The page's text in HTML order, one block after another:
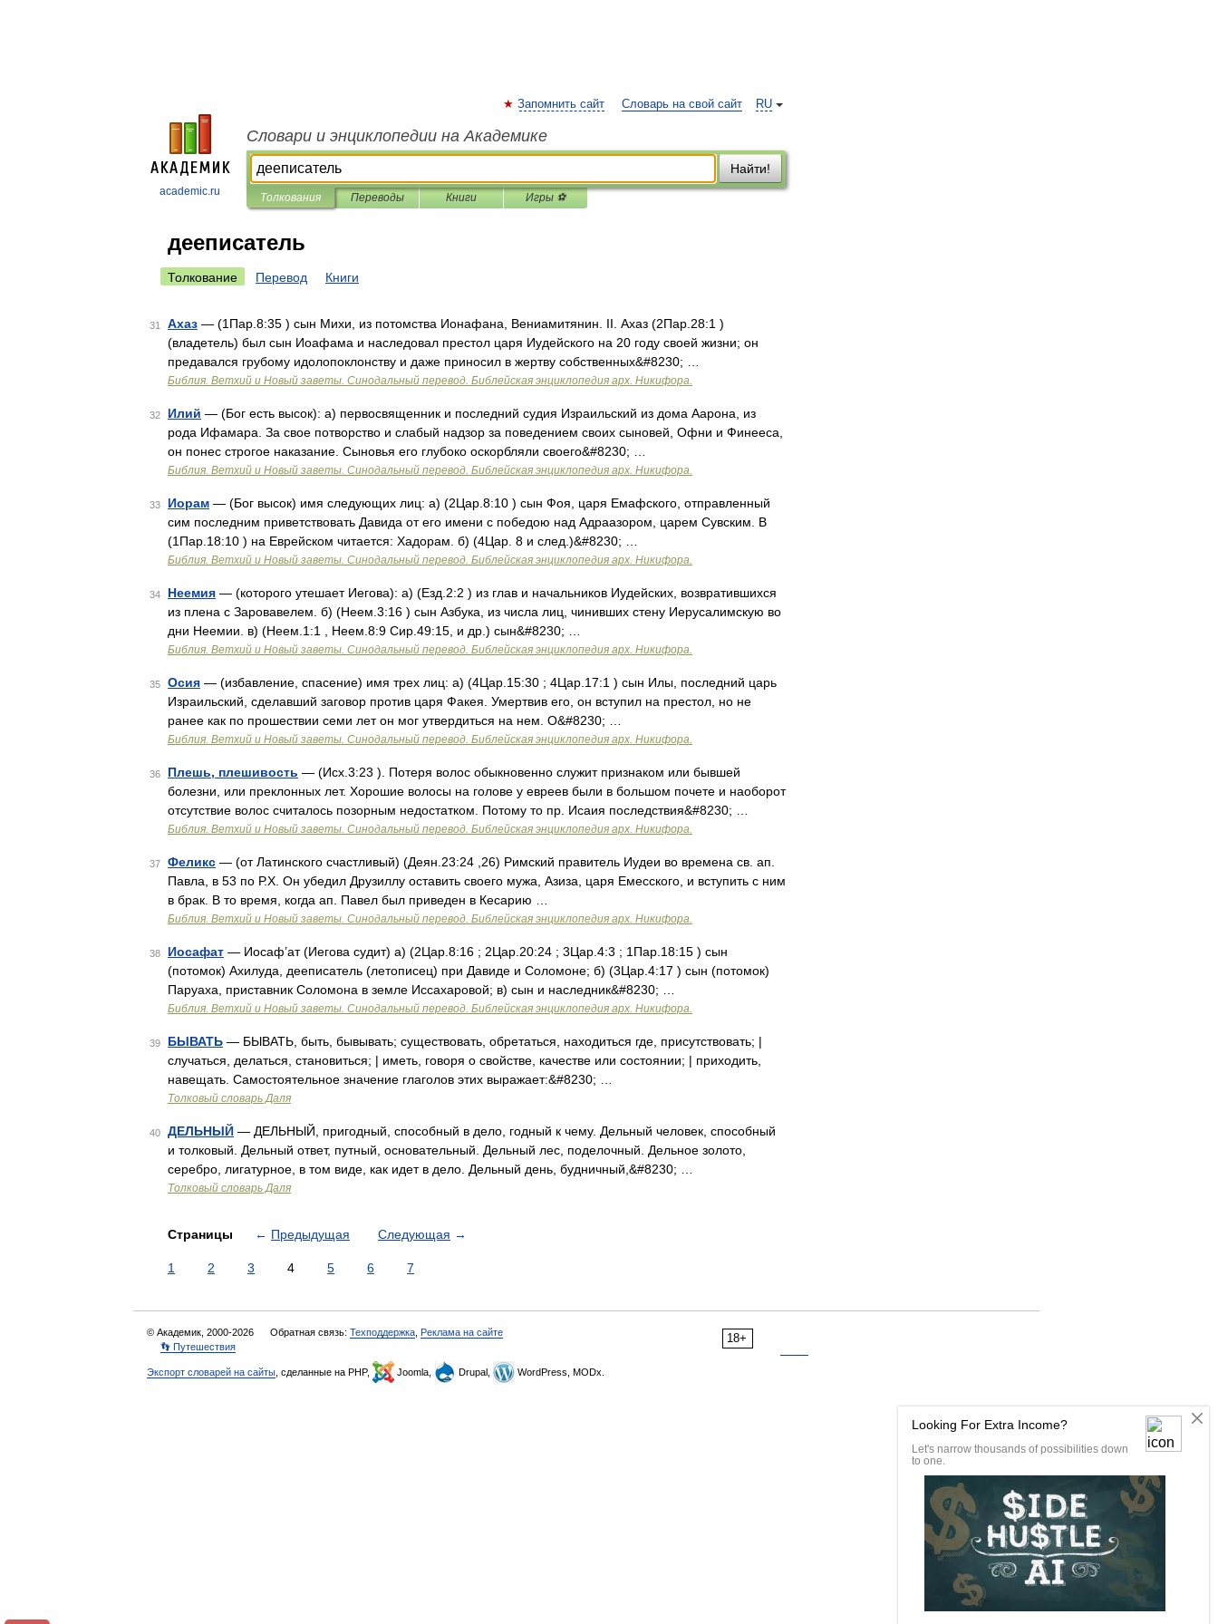
academic.ru
RU
Запомнить сайт Словарь на свой сайт
Словари и энциклопедии на Академике
Найти!
Толкования Переводы Книги Игры ⚽
дееписатель
Толкование Перевод Книги
31 Ахаз — (1Пар.8:35 ) сын Михи, из потомства Ионафана, Вениамитянин. II. Ахаз (2Пар.28:1 )
(владетель) был сын Иоафама и наследовал престол царя Иудейского на 20 году своей жизни; он
предавался грубому идолопоклонству и даже приносил в жертву собственных&#8230; …
Библия. Ветхий и Новый заветы. Синодальный перевод. Библейская энциклопедия арх. Никифора.
32 Илий — (Бог есть высок): а) первосвященник и последний судия Израильский из дома Аарона, из
рода Ифамара. За свое потворство и слабый надзор за поведением своих сыновей, Офни и Финееса,
он понес строгое наказание. Сыновья его глубоко оскорбляли своего&#8230; …
Библия. Ветхий и Новый заветы. Синодальный перевод. Библейская энциклопедия арх. Никифора.
33 Иорам — (Бог высок) имя следующих лиц: а) (2Цар.8:10 ) сын Фоя, царя Емафского, отправленный
сим последним приветствовать Давида от его имени с победою над Адраазором, царем Сувским. В
(1Пар.18:10 ) на Еврейском читается: Хадорам. б) (4Цар. 8 и след.)&#8230; …
Библия. Ветхий и Новый заветы. Синодальный перевод. Библейская энциклопедия арх. Никифора.
34 Неемия — (которого утешает Иегова): а) (Езд.2:2 ) из глав и начальников Иудейских, возвратившихся
из плена с Заровавелем. б) (Неем.3:16 ) сын Азбука, из числа лиц, чинивших стену Иерусалимскую во
дни Неемии. в) (Неем.1:1 , Неем.8:9 Сир.49:15, и др.) сын&#8230; …
Библия. Ветхий и Новый заветы. Синодальный перевод. Библейская энциклопедия арх. Никифора.
35 Осия — (избавление, спасение) имя трех лиц: а) (4Цар.15:30 ; 4Цар.17:1 ) сын Илы, последний царь
Израильский, сделавший заговор против царя Факея. Умертвив его, он вступил на престол, но не
ранее как по прошествии семи лет он мог утвердиться на нем. О&#8230; …
Библия. Ветхий и Новый заветы. Синодальный перевод. Библейская энциклопедия арх. Никифора.
36 Плешь, плешивость — (Исх.3:23 ). Потеря волос обыкновенно служит признаком или бывшей
болезни, или преклонных лет. Хорошие волосы на голове у евреев были в большом почете и наоборот
отсутствие волос считалось позорным недостатком. Потому то пр. Исаия последствия&#8230; …
Библия. Ветхий и Новый заветы. Синодальный перевод. Библейская энциклопедия арх. Никифора.
37 Феликс — (от Латинского счастливый) (Деян.23:24 ,26) Римский правитель Иудеи во времена св. ап.
Павла, в 53 по Р.Х. Он убедил Друзиллу оставить своего мужа, Азиза, царя Емесского, и вступить с ним
в брак. В то время, когда ап. Павел был приведен в Кесарию …
Библия. Ветхий и Новый заветы. Синодальный перевод. Библейская энциклопедия арх. Никифора.
38 Иосафат — Иосаф’ат (Иегова судит) а) (2Цар.8:16 ; 2Цар.20:24 ; 3Цар.4:3 ; 1Пар.18:15 ) сын
(потомок) Ахилуда, дееписатель (летописец) при Давиде и Соломоне; б) (3Цар.4:17 ) сын (потомок)
Паруаха, приставник Соломона в земле Иссахаровой; в) сын и наследник&#8230; …
Библия. Ветхий и Новый заветы. Синодальный перевод. Библейская энциклопедия арх. Никифора.
39 БЫВАТЬ — БЫВАТЬ, быть, бывывать; существовать, обретаться, находиться где, присутствовать; |
случаться, делаться, становиться; | иметь, говоря о свойстве, качестве или состоянии; | приходить,
навещать. Самостоятельное значение глаголов этих выражает:&#8230; …
Толковый словарь Даля
40 ДЕЛЬНЫЙ — ДЕЛЬНЫЙ, пригодный, способный в дело, годный к чему. Дельный человек, способный
и толковый. Дельный ответ, путный, основательный. Дельный лес, поделочный. Дельное золото,
серебро, лигатурное, в том виде, как идет в дело. Дельный день, будничный,&#8230; …
Толковый словарь Даля
Страницы ← Предыдущая Следующая →
1 2 3 4 5 6 7
18+
© Академик, 2000-2026 Обратная связь: Техподдержка Реклама на сайте
👣 Путешествия
Экспорт словарей на сайты , сделанные на PHP, Joomla, Drupal, WordPress, MODx.